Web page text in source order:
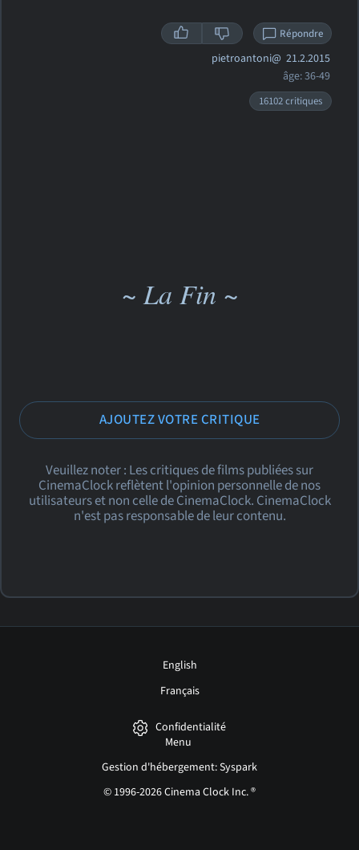
Répondre
pietroantoni@ 21.2.2015
âge: 36-49
16102 critiques
~ La Fin ~
AJOUTEZ VOTRE CRITIQUE
Veuillez noter : Les critiques de films publiées sur
CinemaClock reflètent l'opinion personnelle de nos
utilisateurs et non celle de CinemaClock. CinemaClock
n'est pas responsable de leur contenu.
English
Français
Confidentialité
Menu
Gestion d'hébergement: Syspark
© 1996-2026 Cinema Clock Inc. ®